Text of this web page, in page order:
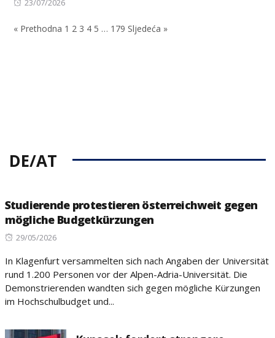
23/07/2026
« Prethodna 1 2 3 4 5 … 179 Sljedeća »
DE/AT
Studierende protestieren österreichweit gegen
mögliche Budgetkürzungen
Posted
29/05/2026
In Klagenfurt versammelten sich nach Angaben der Universität
rund 1.200 Personen vor der Alpen-Adria-Universität. Die
Demonstrierenden wandten sich gegen mögliche Kürzungen
im Hochschulbudget und...